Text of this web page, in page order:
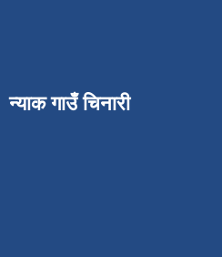
न्याक गाउँ चिनारी